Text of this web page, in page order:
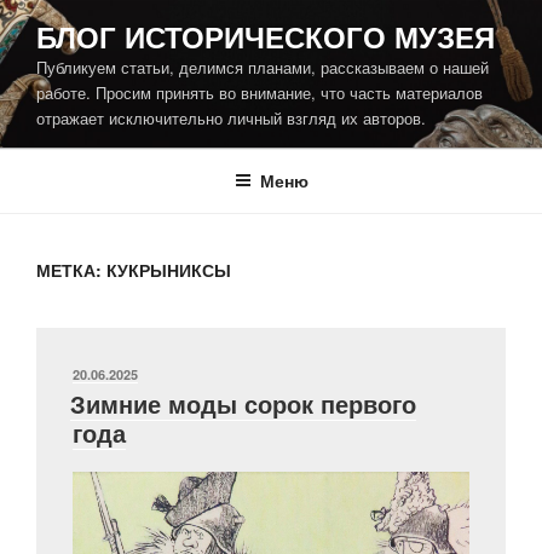
Перейти
к
содержимому
БЛОГ ИСТОРИЧЕСКОГО МУЗЕЯ
Публикуем статьи, делимся планами, рассказываем о нашей
работе. Просим принять во внимание, что часть материалов
отражает исключительно личный взгляд их авторов.
Меню
МЕТКА: КУКРЫНИКСЫ
ОПУБЛИКОВАНО
20.06.2025
Зимние моды сорок первого
года